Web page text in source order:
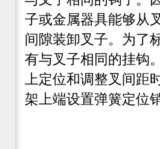
子或金属器具能够从
间隙装卸叉子。为了
有与叉子相同的挂钩
上定位和调整叉间
架上端设置弹簧定位